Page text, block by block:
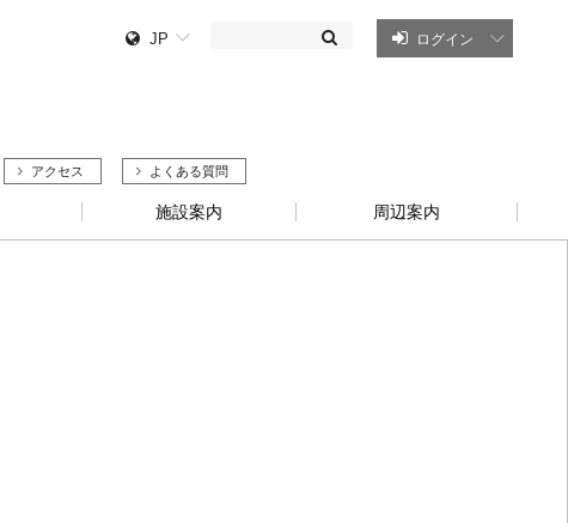
JP ログイン
アクセス よくある質問
施設案内 周辺案内